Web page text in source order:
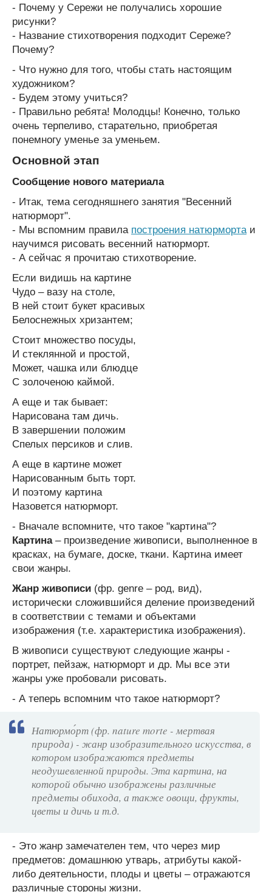
- Почему у Сережи не получались хорошие
рисунки?
- Название стихотворения подходит Сереже?
Почему?
- Что нужно для того, чтобы стать настоящим
художником?
- Будем этому учиться?
- Правильно ребята! Молодцы! Конечно, только
очень терпеливо, старательно, приобретая
понемногу уменье за уменьем.
Основной этап
Сообщение нового материала
- Итак, тема сегодняшнего занятия "Весенний
натюрморт".
- Мы вспомним правила построения натюрморта и
научимся рисовать весенний натюрморт.
- А сейчас я прочитаю стихотворение.
Если видишь на картине
Чудо – вазу на столе,
В ней стоит букет красивых
Белоснежных хризантем;
Стоит множество посуды,
И стеклянной и простой,
Может, чашка или блюдце
С золоченою каймой.
А еще и так бывает:
Нарисована там дичь.
В завершении положим
Спелых персиков и слив.
А еще в картине может
Нарисованным быть торт.
И поэтому картина
Назовется натюрморт.
- Вначале вспомните, что такое "картина"?
Картина– произведение живописи, выполненное в
красках, на бумаге, доске, ткани. Картина имеет
свои жанры.
Жанр живописи (фр. genre – род, вид),
исторически сложившийся деление произведений
в соответствии с темами и объектами
изображения (т.е. характеристика изображения).
В живописи существуют следующие жанры -
портрет, пейзаж, натюрморт и др. Мы все эти
жанры уже пробовали рисовать.
- А теперь вспомним что такое натюрморт?
Натюрмо́рт (фр. nature morte - мертвая
природа) - жанр изобразительного искусства, в
котором изображаются предметы
неодушевленной природы. Эта картина, на
которой обычно изображены различные
предметы обихода, а также овощи, фрукты,
цветы и дичь и т.д.
- Это жанр замечателен тем, что через мир
предметов: домашнюю утварь, атрибуты какой-
либо деятельности, плоды и цветы – отражаются
различные стороны жизни.